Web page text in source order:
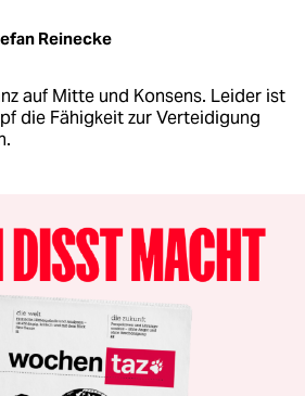
Reinecke
auf Mitte und Konsens. Leider ist
die Fähigkeit zur Verteidigung